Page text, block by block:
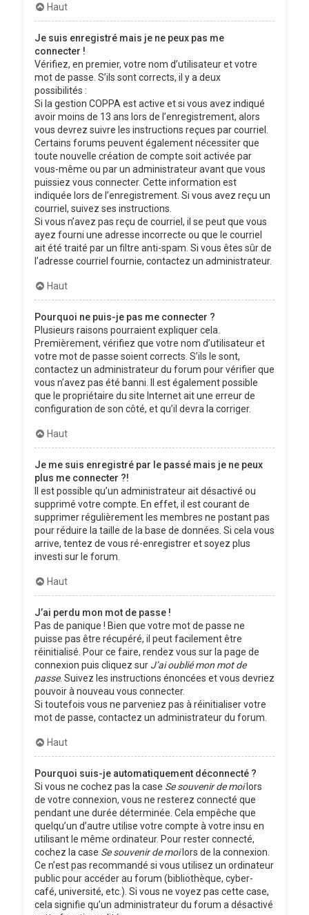
Haut
Je suis enregistré mais je ne peux pas me
connecter !
Vérifiez, en premier, votre nom d’utilisateur et votre
mot de passe. S’ils sont corrects, il y a deux
possibilités :
Si la gestion COPPA est active et si vous avez indiqué
avoir moins de 13 ans lors de l’enregistrement, alors
vous devrez suivre les instructions reçues par courriel.
Certains forums peuvent également nécessiter que
toute nouvelle création de compte soit activée par
vous-même ou par un administrateur avant que vous
puissiez vous connecter. Cette information est
indiquée lors de l’enregistrement. Si vous avez reçu un
courriel, suivez ses instructions.
Si vous n’avez pas reçu de courriel, il se peut que vous
ayez fourni une adresse incorrecte ou que le courriel
ait été traité par un filtre anti-spam. Si vous êtes sûr de
l’adresse courriel fournie, contactez un administrateur.
Haut
Pourquoi ne puis-je pas me connecter ?
Plusieurs raisons pourraient expliquer cela.
Premièrement, vérifiez que votre nom d’utilisateur et
votre mot de passe soient corrects. S’ils le sont,
contactez un administrateur du forum pour vérifier que
vous n’avez pas été banni. Il est également possible
que le propriétaire du site Internet ait une erreur de
configuration de son côté, et qu’il devra la corriger.
Haut
Je me suis enregistré par le passé mais je ne peux
plus me connecter ?!
Il est possible qu’un administrateur ait désactivé ou
supprimé votre compte. En effet, il est courant de
supprimer régulièrement les membres ne postant pas
pour réduire la taille de la base de données. Si cela vous
arrive, tentez de vous ré-enregistrer et soyez plus
investi sur le forum.
Haut
J’ai perdu mon mot de passe !
Pas de panique ! Bien que votre mot de passe ne
puisse pas être récupéré, il peut facilement être
réinitialisé. Pour ce faire, rendez vous sur la page de
connexion puis cliquez sur J’ai oublié mon mot de
passe. Suivez les instructions énoncées et vous devriez
pouvoir à nouveau vous connecter.
Si toutefois vous ne parveniez pas à réinitialiser votre
mot de passe, contactez un administrateur du forum.
Haut
Pourquoi suis-je automatiquement déconnecté ?
Si vous ne cochez pas la case Se souvenir de moilors
de votre connexion, vous ne resterez connecté que
pendant une durée déterminée. Cela empêche que
quelqu’un d’autre utilise votre compte à votre insu en
utilisant le même ordinateur. Pour rester connecté,
cochez la case Se souvenir de moilors de la connexion.
Ce n’est pas recommandé si vous utilisez un ordinateur
public pour accéder au forum (bibliothèque, cyber-
café, université, etc.). Si vous ne voyez pas cette case,
cela signifie qu’un administrateur du forum a désactivé